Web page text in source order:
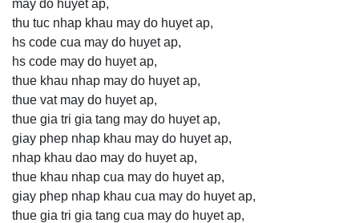
may do huyet ap,
thu tuc nhap khau may do huyet ap,
hs code cua may do huyet ap,
hs code may do huyet ap,
thue khau nhap may do huyet ap,
thue vat may do huyet ap,
thue gia tri gia tang may do huyet ap,
giay phep nhap khau may do huyet ap,
nhap khau dao may do huyet ap,
thue khau nhap cua may do huyet ap,
giay phep nhap khau cua may do huyet ap,
thue gia tri gia tang cua may do huyet ap,